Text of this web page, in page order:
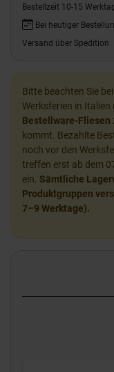
Bestellzeit 10-15
Bei heutiger
Versand über Spedition
Bitte beachten Sie
Werksferien in Italien
Bestellware-Fliesen
kommt. Bezahlte
noch vor den
treffen erst ab dem
ein. Sämtliche
Produktgruppen
7–9 Werktage).